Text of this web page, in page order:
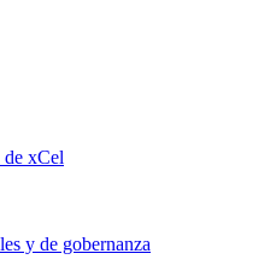
xCel
y de gobernanza